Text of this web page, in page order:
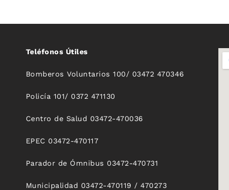
Teléfonos Útiles
Bomberos Voluntarios 100/ 03472 470346
Policía 101/ 0372 471130
Centro de Salud 03472-470036
EPEC 03472-470117
Parador de Ómnibus 03472-470731
Municipalidad 03472-470119 / 470273